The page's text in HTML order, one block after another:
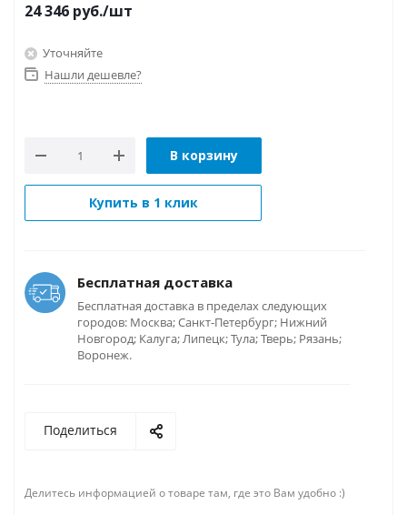
24 346 руб./шт
Уточняйте
Нашли дешевле?
В корзину
Купить в 1 клик
Бесплатная доставка
Бесплатная доставка в пределах следующих
городов: Москва; Санкт-Петербург; Нижний
Новгород; Калуга; Липецк; Тула; Тверь; Рязань;
Воронеж.
Поделиться
Делитесь информацией о товаре там, где это Вам удобно :)